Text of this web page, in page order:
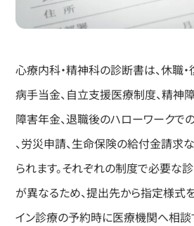
心療内科・精神科の診断書は、休職
病手当金、自立支援医療制度、精神
障害年金、退職後のハローワークで
、労災申請、生命保険の給付金請求
られます。それぞれの制度で必要な
が異なるため、提出先から指定様式
イン診療の予約時に医療機関へ相談